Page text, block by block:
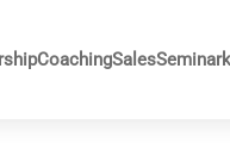
CoachingSales